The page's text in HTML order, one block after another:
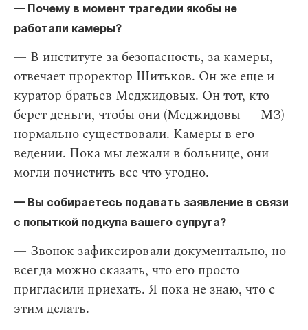
— Почему в момент трагедии якобы не
работали камеры?
— В институте за безопасность, за камеры,
отвечает проректор Шитьков. Он же еще и
куратор братьев Меджидовых. Он тот, кто
берет деньги, чтобы они (Меджидовы — МЗ)
нормально существовали. Камеры в его
ведении. Пока мы лежали в больнице, они
могли почистить все что угодно.
— Вы собираетесь подавать заявление в связи
с попыткой подкупа вашего супруга?
— Звонок зафиксировали документально, но
всегда можно сказать, что его просто
пригласили приехать. Я пока не знаю, что с
этим делать.